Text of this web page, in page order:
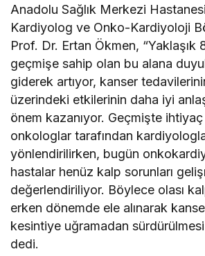
Anadolu Sağlık Merkezi
Kardiyolog ve Onko-Kardiyoloji
Prof. Dr. Ertan Ökmen, “Yaklaşık
geçmişe sahip olan bu alana
giderek artıyor, kanser
üzerindeki etkilerinin daha iyi
önem kazanıyor. Geçmişte
onkologlar tarafından
yönlendirilirken, bugün
hastalar henüz kalp sorunları
değerlendiriliyor. Böylece olası
erken dönemde ele alınarak
kesintiye uğramadan
dedi.